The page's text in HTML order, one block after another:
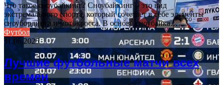
Что такое сноубайкинг? Сноубайкинг – это вид
экстремального спорта, который сочетает в себе элементы
сноубординга и мотокросса. В основе сноубайка…
Футбол
11.06.2025
Лучшие футбольные матчи всех
времен